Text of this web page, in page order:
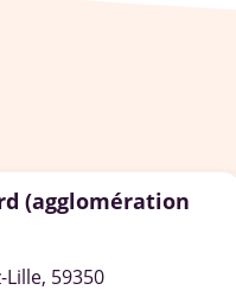
(agglomération
59350